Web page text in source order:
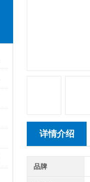
详情介绍
品牌